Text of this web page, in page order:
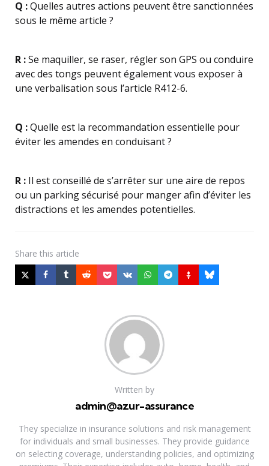
Q :Quelles autres actions peuvent être sanctionnées
sous le même article ?
R :Se maquiller, se raser, régler son GPS ou conduire
avec des tongs peuvent également vous exposer à
une verbalisation sous l’article R412-6.
Q :Quelle est la recommandation essentielle pour
éviter les amendes en conduisant ?
R : Il est conseillé de s’arrêter sur une aire de repos
ou un parking sécurisé pour manger afin d’éviter les
distractions et les amendes potentielles.
Share this article
Written by
admin@azur-assurance
They specialize in insurance solutions and risk management
for individuals and small businesses. They provide guidance
on selecting coverage, understanding policies, and optimizing